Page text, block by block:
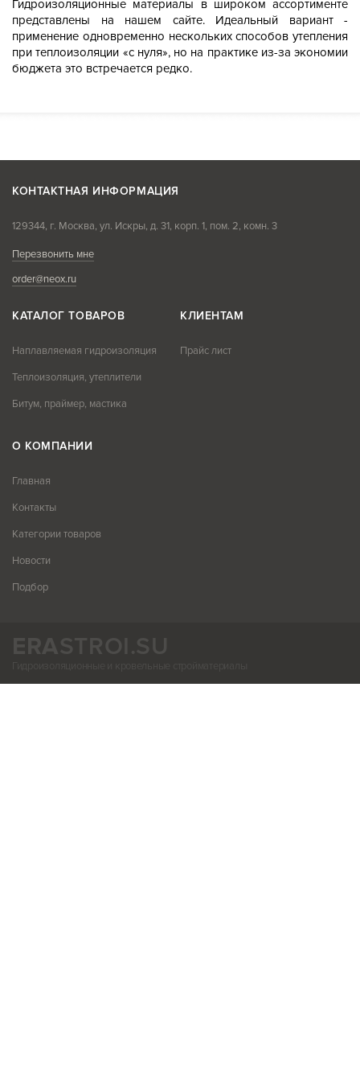
Гидроизоляционные материалы в широком ассортименте
представлены на нашем сайте. Идеальный вариант -
применение одновременно нескольких способов утепления
при теплоизоляции «с нуля», но на практике из-за экономии
бюджета это встречается редко.
КОНТАКТНАЯ ИНФОРМАЦИЯ
129344, г. Москва, ул. Искры, д. 31, корп. 1, пом. 2, комн. 3
Перезвонить мне
order@neox.ru
КАТАЛОГ ТОВАРОВ
Наплавляемая гидроизоляция
Теплоизоляция, утеплители
Битум, праймер, мастика
КЛИЕНТАМ
Прайс лист
О КОМПАНИИ
Главная
Контакты
Категории товаров
Новости
Подбор